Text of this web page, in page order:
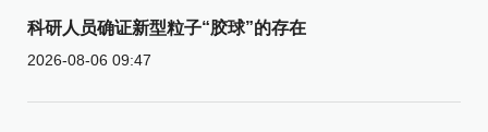
科研人员确证新型粒子“胶球”的存在
2026-08-06 09:47